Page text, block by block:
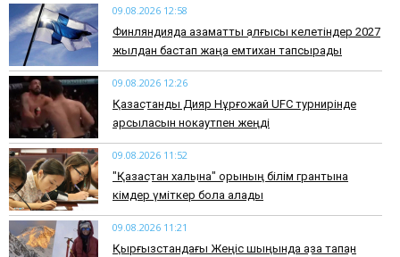
09.08.2026 12:58
Финляндияда азаматтық алғысы келетіндер 2027
жылдан бастап жаңа емтихан тапсырады
09.08.2026 12:26
Қазақстандық Дияр Нұрғожай UFC турнирінде
қарсыласын нокаутпен жеңді
09.08.2026 11:52
"Қазақстан халқына" қорының білім грантына
кімдер үміткер бола алады
09.08.2026 11:21
Қырғызстандағы Жеңіс шыңында қаза тапқан